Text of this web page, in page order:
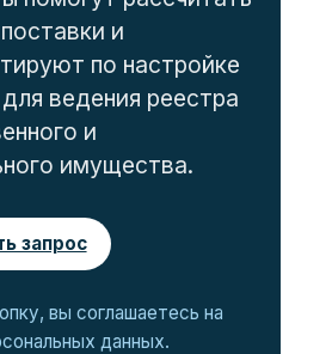
и
по настройке
ведения реестра
и
имущества.
запрос
вы соглашаетесь на
данных.